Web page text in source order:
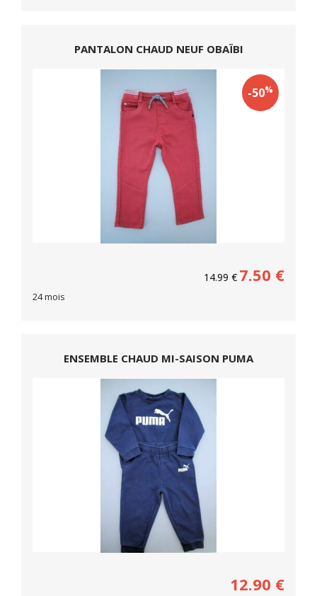
PANTALON CHAUD NEUF OBAÏBI
-50%
14.99 € 7.50 €
24 mois
ENSEMBLE CHAUD MI-SAISON PUMA
12.90 €